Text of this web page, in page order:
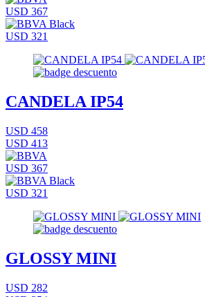
USD 367
USD 321
CANDELA IP54
USD 458
USD 413
USD 367
USD 321
GLOSSY MINI
USD 282